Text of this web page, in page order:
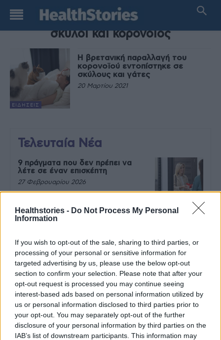
Healthstories - Do Not Process My Personal
Information
If you wish to opt-out of the sale, sharing to third parties, or
processing of your personal or sensitive information for
targeted advertising by us, please use the below opt-out
section to confirm your selection. Please note that after your
opt-out request is processed you may continue seeing
interest-based ads based on personal information utilized by
us or personal information disclosed to third parties prior to
your opt-out. You may separately opt-out of the further
disclosure of your personal information by third parties on the
IAB’s list of downstream participants. This information may
TAG
σκύλοι και κορονοιος
ΕΙΔΉΣΕΙΣ
Η βρετανική παραλλαγή του
κορονοϊού εντοπίστηκε σε
σκύλους και γάτες
20 Μαρτίου 2021
Τελευταία Νέα
9 πράγματα που δεν πρέπει να
λέτε σε έναν επισκέπτη
27 Φεβρουαρίου 2026
την υποστήριξη της Be-Live
27 Φεβρουαρίου 2026
Μεταπροπονητική πείνα: Ο λόγος
που θέλεις να καταβροχθίσεις τα
πάντα μετά την άσκηση
27 Φεβρουαρίου 2026